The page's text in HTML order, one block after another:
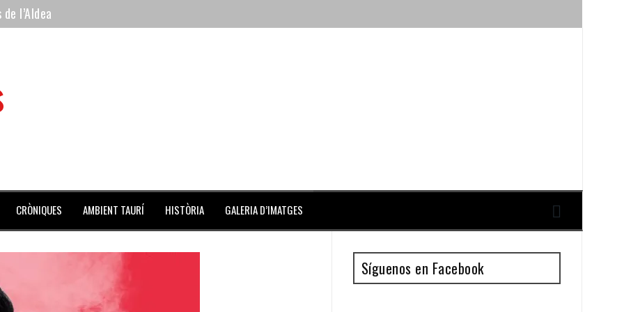
l’Aldea
premiado como el novillo más bravo en San Adrián
CRÒNIQUES AMBIENT TAURÍ HISTÒRIA GALERIA D’IMATGES
Síguenos en Facebook